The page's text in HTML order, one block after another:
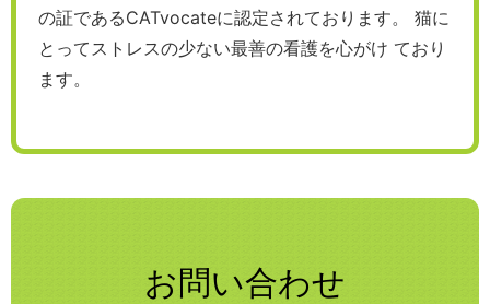
の証であるCATvocateに認定されております。 猫に
とってストレスの少ない最善の看護を心がけ ており
ます。
お問い合わせ